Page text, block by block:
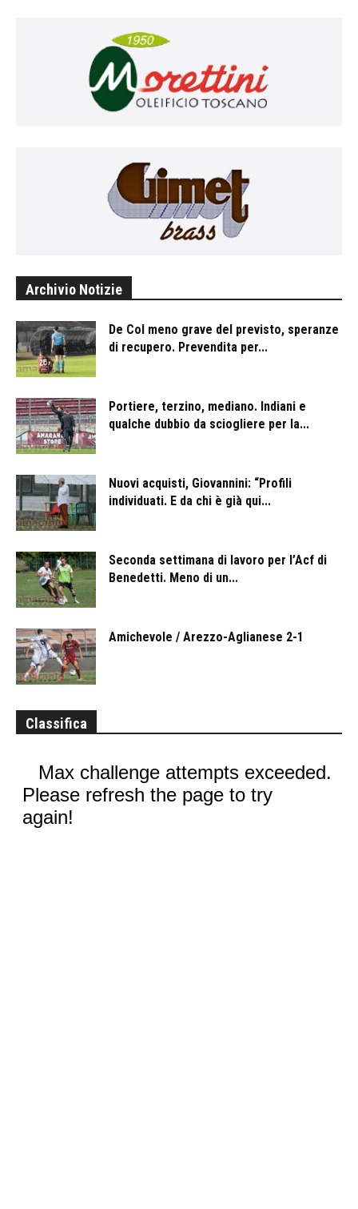
Archivio Notizie
De Col meno grave del previsto, speranze
di recupero. Prevendita per...
Portiere, terzino, mediano. Indiani e
qualche dubbio da sciogliere per la...
Nuovi acquisti, Giovannini: “Profili
individuati. E da chi è già qui...
Seconda settimana di lavoro per l’Acf di
Benedetti. Meno di un...
Amichevole / Arezzo-Aglianese 2-1
Classifica